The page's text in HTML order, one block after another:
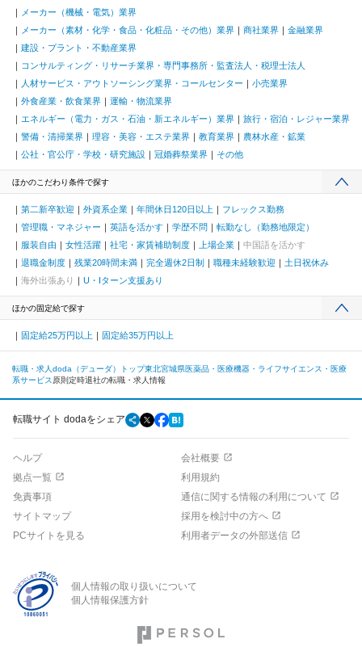
メーカー（機械・電気）業界
メーカー（素材・化学・食品・化粧品・その他）業界
商社業界
金融業界
建設・プラント・不動産業界
コンサルティング・リサーチ業界・専門事務所・監査法人・税理士法人
人材サービス・アウトソーシング業界・コールセンター
小売業界
外食産業・飲食業界
運輸・物流業界
エネルギー（電力・ガス・石油・新エネルギー）業界
旅行・宿泊・レジャー業界
警備・清掃業界
理容・美容・エステ業界 教育業界
農林水産・鉱業
公社・官公庁・学校・研究施設
冠婚葬祭業界 その他
ほかのこだわり条件で探す
第二新卒歓迎 外資系企業 年間休日120日以上
フレックス勤務
管理職・マネジャー
英語を活かす 学歴不問
転勤なし（勤務地限定）
服装自由
女性活躍 社宅・家賃補助制度 上場企業
中国語を活かす
退職金制度
残業20時間未満 完全週休2日制 職種未経験歓迎
土日祝休み
海外出張あり
U・Iターン支援あり
ほかの固定給で探す
固定給25万円以上 固定給35万円以上
転職・求人doda（デューダ）トップ東北宮城県医薬品・医療機器・ライフサイエンス・医療
系サービス 原則定時退社の転職・求人情報
転職サイト dodaをシェア
ヘルプ
会社概要
拠点一覧
利用規約
免責事項
通信に関する情報の利用について
サイトマップ
採用を検討中の方へ
PCサイトを見る
利用者データの外部送信
個人情報の取り扱いについて
個人情報保護方針